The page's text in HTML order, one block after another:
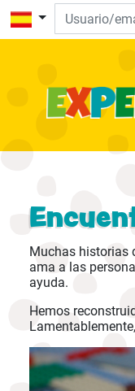
Muchas historias
ama a las
ayuda.
Hemos